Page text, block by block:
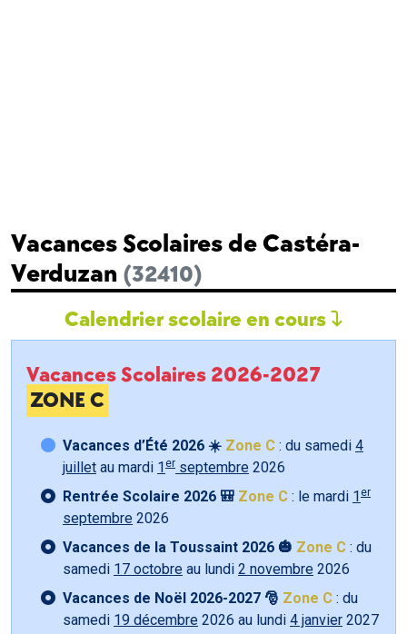
Vacances Scolaires de Castéra-
Verduzan (32410)
Calendrier scolaire en cours
Vacances Scolaires 2026-2027
ZONE C
Vacances d’Été 2026 ☀️ Zone C : du samedi 4
juillet au mardi 1 er septembre 2026
Rentrée Scolaire 2026 🎒 Zone C : le mardi 1 er
septembre 2026
Vacances de la Toussaint 2026 🎃 Zone C : du
samedi 17 octobre au lundi 2 novembre 2026
Vacances de Noël 2026-2027 🎅 Zone C : du
samedi 19 décembre 2026 au lundi 4 janvier 2027